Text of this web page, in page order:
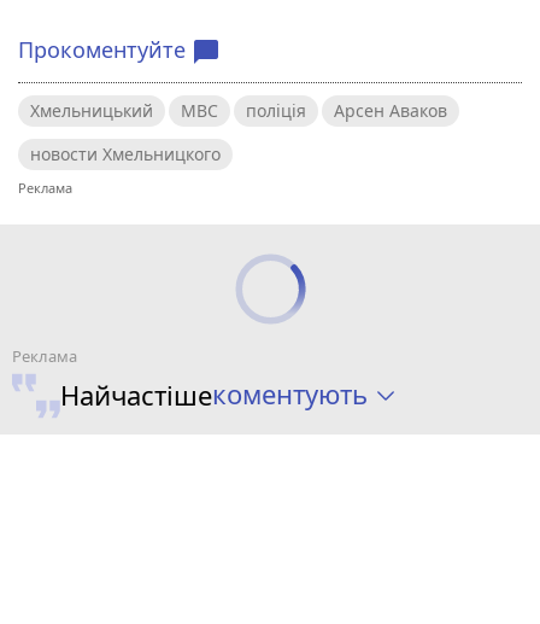
Прокоментуйте chat_bubble
Хмельницький МВС поліція
Арсен Аваков
новости Хмельницкого
Найчастішекоментують